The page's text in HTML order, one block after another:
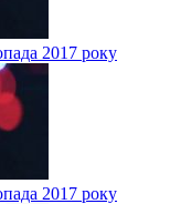
2017 року
2017 року